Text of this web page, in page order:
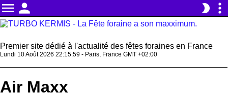
menu person brightness_2 more_vert
Premier site dédié à l'actualité des fêtes foraines en France
Lundi 10 Août 2026 22:15:59 - Paris, France GMT +02:00
Air Maxx